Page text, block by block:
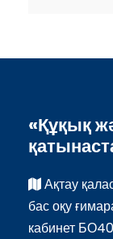
«Құқық
Ақтау
бас оқу
кабинет